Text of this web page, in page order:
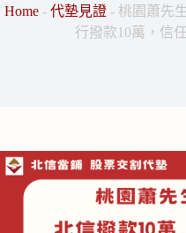
Home- 代墊見證- 桃園蕭先
行撥款10萬，信